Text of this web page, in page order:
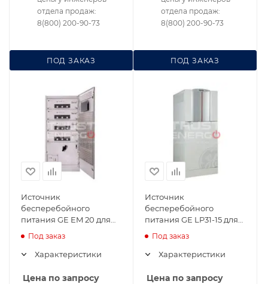
ПОД ЗАКАЗ
отдела продаж:
8(800) 200-90-73
ПОД ЗАКАЗ
отдела продаж:
8(800) 200-90-73
Источник
бесперебойного
питания GE EM 20 для
Под заказ
Характеристики
Цена по запросу
Источник
бесперебойного
питания GE LP31-15 для
Под заказ
Характеристики
Цена по запросу